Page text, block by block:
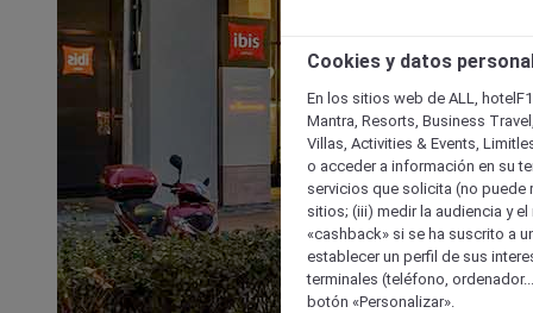
Cookies y datos
En los sitios web de ALL,
Mantra, Resorts, Business
Villas, Activities & Events,
o acceder a información en su
servicios que solicita (no puede
sitios; (iii) medir la audiencia y
«cashback» si se ha suscrito a
establecer un perfil de sus
terminales (teléfono,
botón «Personalizar».